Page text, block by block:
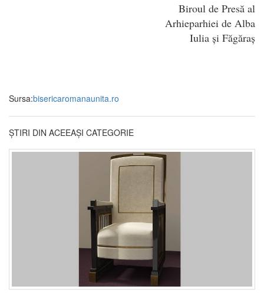
Biroul de Presă al
Arhieparhiei de Alba
Iulia și Făgăraș
Sursa:bisericaromanaunita.ro
ȘTIRI DIN ACEEAȘI CATEGORIE